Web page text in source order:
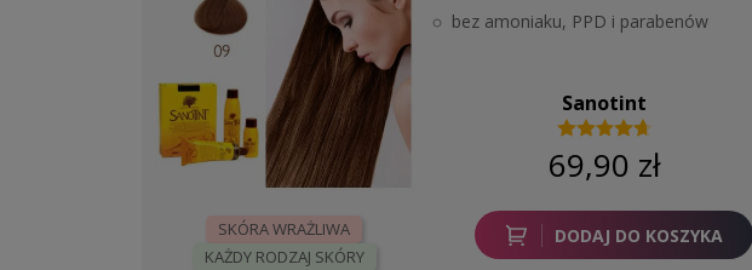
SKÓRA WRAŻLIWA
KAŻDY RODZAJ SKÓRY
bez amoniaku, PPD i parabenów
Sanotint
69,90 zł
DODAJ DO KOSZYKA